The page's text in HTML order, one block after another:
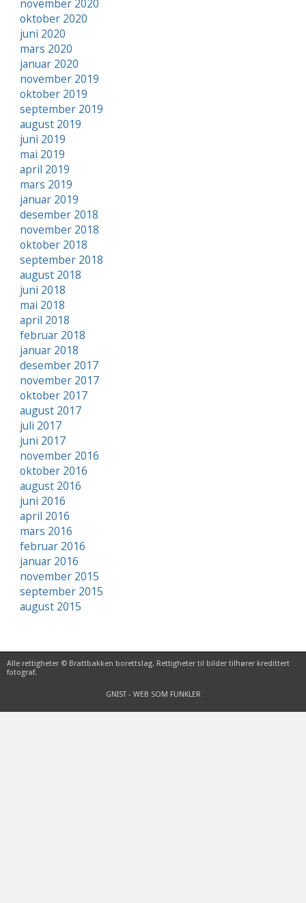
november 2020
oktober 2020
juni 2020
mars 2020
januar 2020
november 2019
oktober 2019
september 2019
august 2019
juni 2019
mai 2019
april 2019
mars 2019
januar 2019
desember 2018
november 2018
oktober 2018
september 2018
august 2018
juni 2018
mai 2018
april 2018
februar 2018
januar 2018
desember 2017
november 2017
oktober 2017
august 2017
juli 2017
juni 2017
november 2016
oktober 2016
august 2016
juni 2016
april 2016
mars 2016
februar 2016
januar 2016
november 2015
september 2015
august 2015
Alle rettigheter © Brattbakken borettslag. Rettigheter til bilder tilhører kredittert
fotograf.
GNIST - WEB SOM FUNKLER